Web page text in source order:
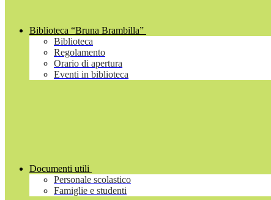
Biblioteca “Bruna Brambilla”
Biblioteca
Regolamento
Orario di apertura
Eventi in biblioteca
Documenti utili
Personale scolastico
Famiglie e studenti